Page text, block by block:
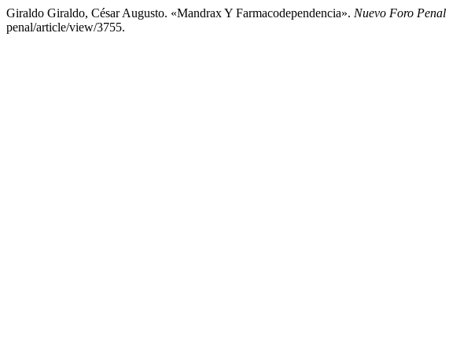
Giraldo Giraldo, César Augusto. «Mandrax Y Farmacodependencia». Nuevo Foro Penal
penal/article/view/3755.